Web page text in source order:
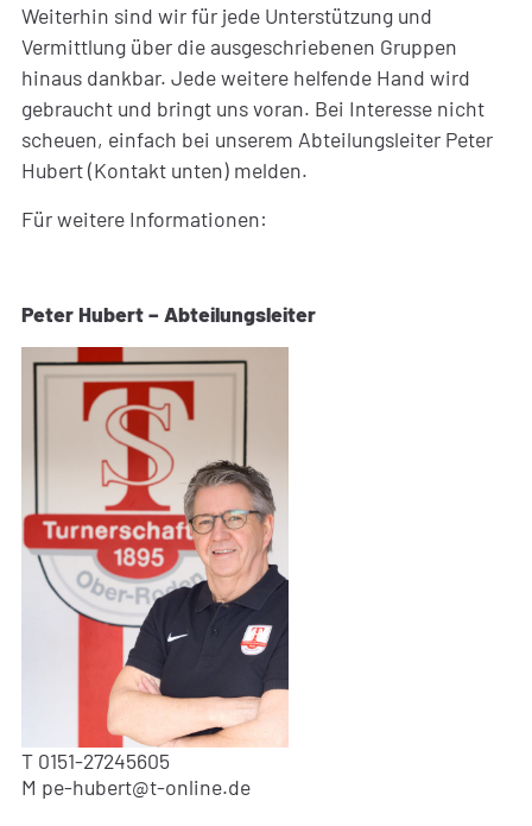
Weiterhin sind wir für jede Unterstützung und
Vermittlung über die ausgeschriebenen Gruppen
hinaus dankbar. Jede weitere helfende Hand wird
gebraucht und bringt uns voran. Bei Interesse nicht
scheuen, einfach bei unserem Abteilungsleiter Peter
Hubert (Kontakt unten) melden.
Für weitere Informationen:
Peter Hubert – Abteilungsleiter
T 0151-27245605
M pe-hubert@t-online.de